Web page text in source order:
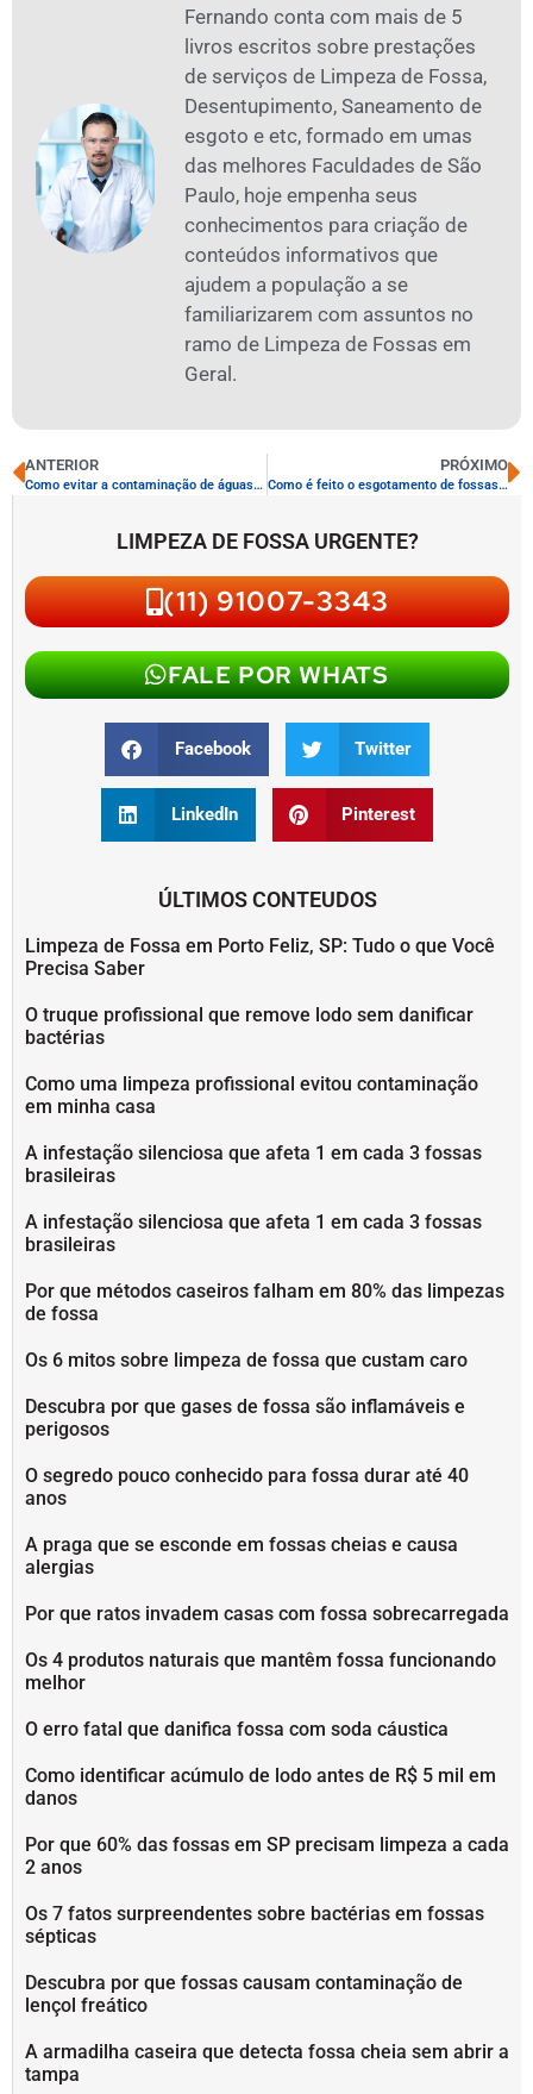
Fernando conta com mais de 5
livros escritos sobre prestações
de serviços de Limpeza de Fossa,
Desentupimento, Saneamento de
esgoto e etc, formado em umas
das melhores Faculdades de São
Paulo, hoje empenha seus
conhecimentos para criação de
conteúdos informativos que
ajudem a população a se
familiarizarem com assuntos no
ramo de Limpeza de Fossas em
Geral.
ANTERIOR
Como evitar a contaminação de águas subterrâneas
PRÓXIMO
Como é feito o esgotamento de fossas em áreas urbanas
LIMPEZA DE FOSSA URGENTE?
(11) 91007-3343
FALE POR WHATS
Facebook Twitter
LinkedIn Pinterest
ÚLTIMOS CONTEUDOS
Limpeza de Fossa em Porto Feliz, SP: Tudo o que Você
Precisa Saber
O truque profissional que remove lodo sem danificar
bactérias
Como uma limpeza profissional evitou contaminação
em minha casa
A infestação silenciosa que afeta 1 em cada 3 fossas
brasileiras
A infestação silenciosa que afeta 1 em cada 3 fossas
brasileiras
Por que métodos caseiros falham em 80% das limpezas
de fossa
Os 6 mitos sobre limpeza de fossa que custam caro
Descubra por que gases de fossa são inflamáveis e
perigosos
O segredo pouco conhecido para fossa durar até 40
anos
A praga que se esconde em fossas cheias e causa
alergias
Por que ratos invadem casas com fossa sobrecarregada
Os 4 produtos naturais que mantêm fossa funcionando
melhor
O erro fatal que danifica fossa com soda cáustica
Como identificar acúmulo de lodo antes de R$ 5 mil em
danos
Por que 60% das fossas em SP precisam limpeza a cada
2 anos
Os 7 fatos surpreendentes sobre bactérias em fossas
sépticas
Descubra por que fossas causam contaminação de
lençol freático
A armadilha caseira que detecta fossa cheia sem abrir a
tampa